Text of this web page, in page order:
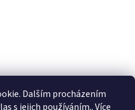
Dalším procházením
s jejich používáním.. Více